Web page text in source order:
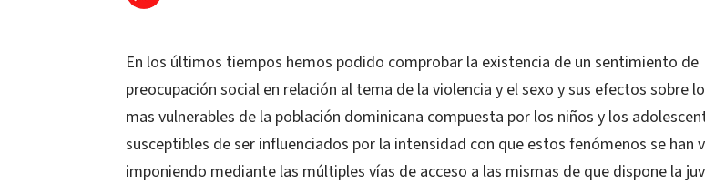
En los últimos tiempos hemos podido comprobar la existencia de un sentimiento de
preocupación social en relación al tema de la violencia y el sexo y sus efectos sobre
mas vulnerables de la población dominicana compuesta por los niños y los
susceptibles de ser influenciados por la intensidad con que estos fenómenos se han
imponiendo mediante las múltiples vías de acceso a las mismas de que dispone la